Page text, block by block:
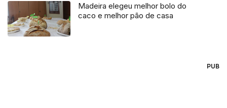
Madeira elegeu melhor bolo do
caco e melhor pão de casa
PUB